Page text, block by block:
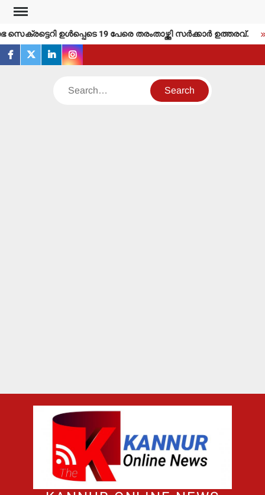
Skip
content
ഉള്‍പ്പെടെ 19 പേരെ തരംതാഴ്ത്തി സര്‍ക്കാര്‍ ഉത്തരവ്.
facebook
twitterlinkedininstagram
Search